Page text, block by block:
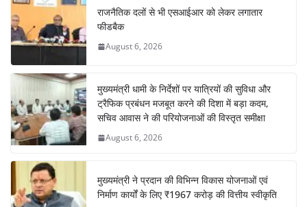
राजनैतिक दलों से भी एसआईआर को लेकर लगातार
फीडबैक
August 6, 2026
मुख्यमंत्री धामी के निर्देशों पर यात्रियों की सुविधा और
ट्रैफिक प्रबंधन मजबूत करने की दिशा में बड़ा कदम,
सचिव आवास ने की परियोजनाओं की विस्तृत समीक्षा
August 6, 2026
मुख्यमंत्री ने प्रदान की विभिन्न विकास योजनाओं एवं
निर्माण कार्यों के लिए ₹1967 करोड़ की वित्तीय स्वीकृति